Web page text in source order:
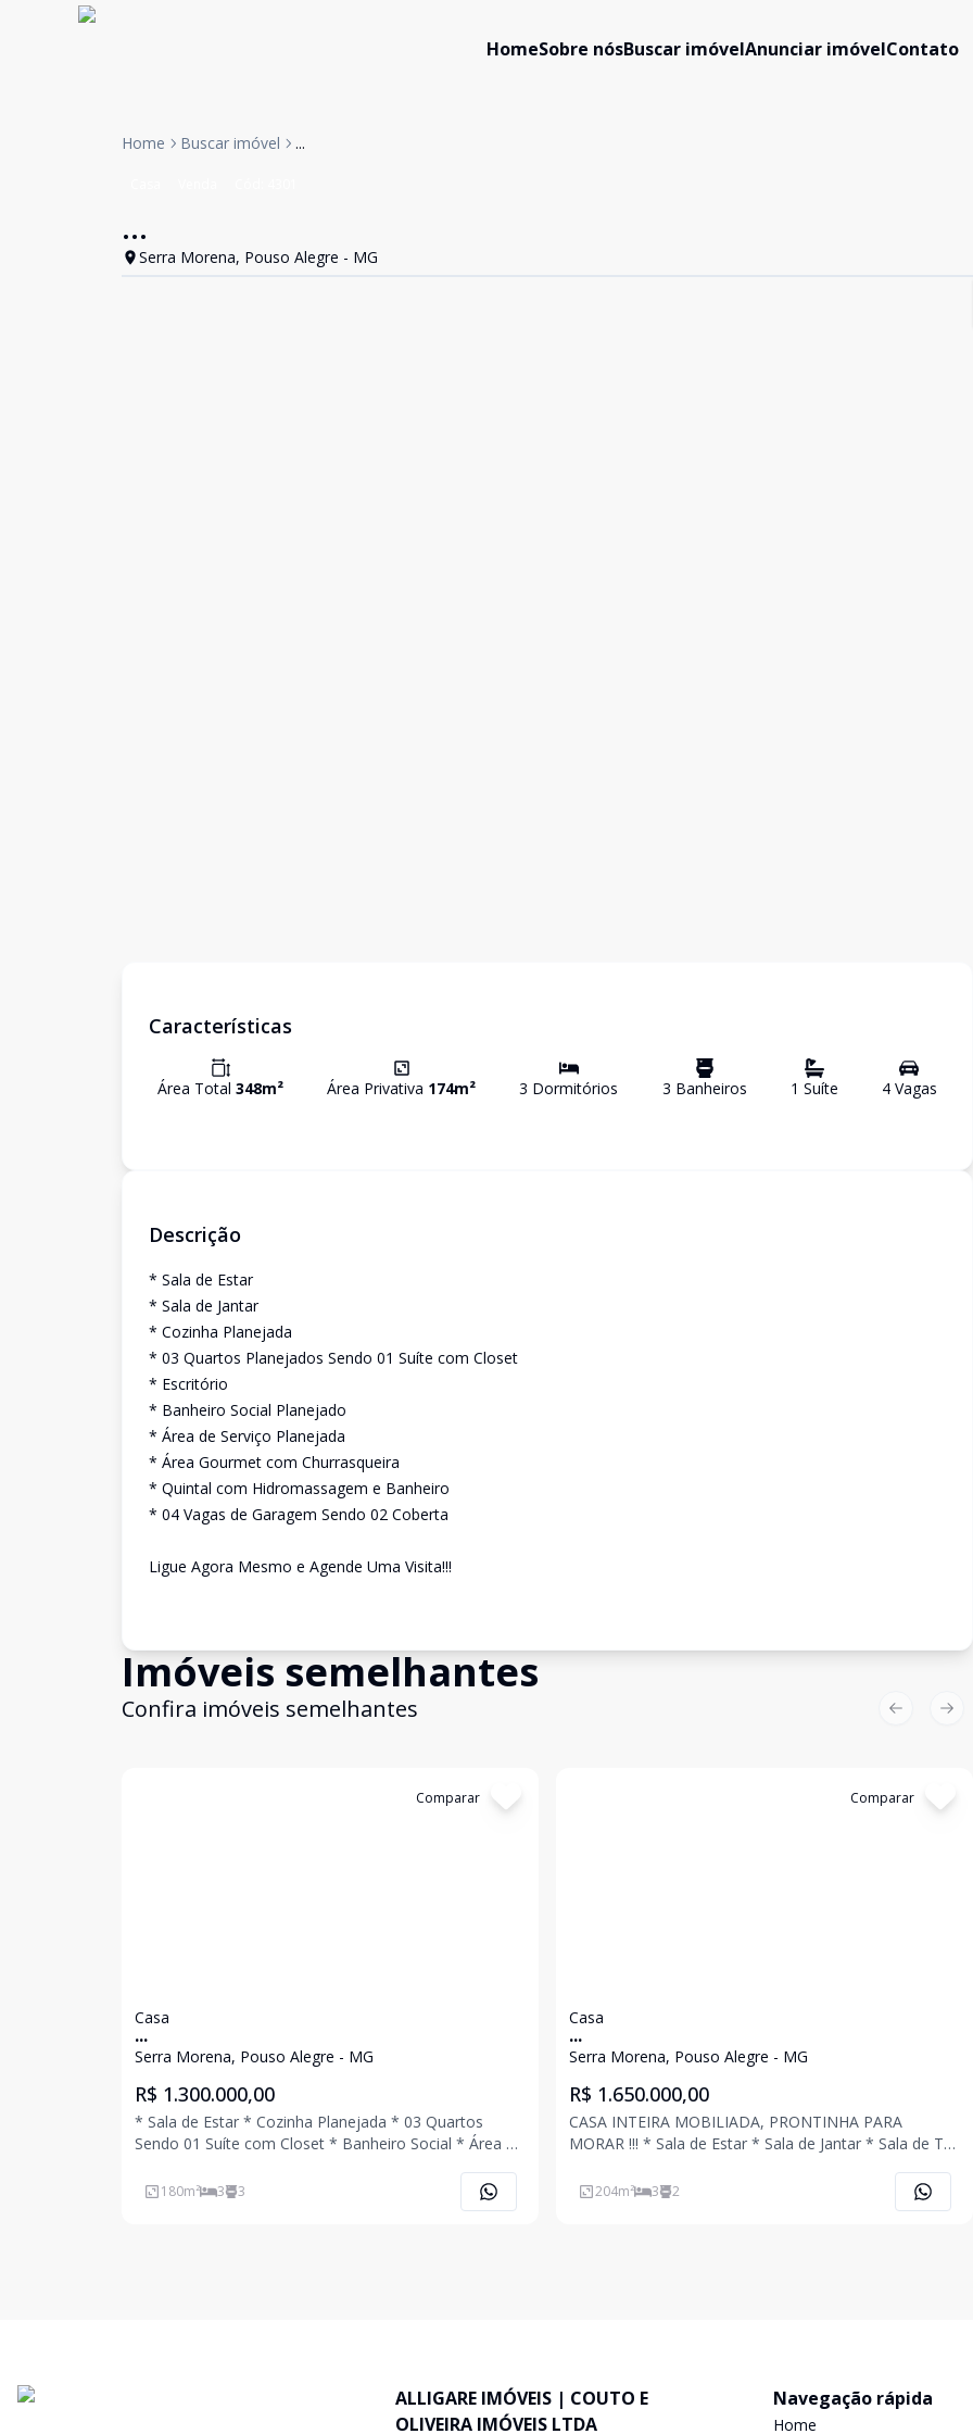
HomeSobre nósBuscar imóvelAnunciar imóvelContato
Home Buscar imóvel ...
...
Serra Morena, Pouso Alegre - MG
Características
Área Total 348m² Área Privativa 174m² 3 Dormitórios 3 Banheiros 1 Suíte 4Vagas
Descrição
* Sala de Estar
* Sala de Jantar
* Cozinha Planejada
* 03 Quartos Planejados Sendo 01 Suíte com Closet
* Escritório
* Banheiro Social Planejado
* Área de Serviço Planejada
* Área Gourmet com Churrasqueira
* Quintal com Hidromassagem e Banheiro
* 04 Vagas de Garagem Sendo 02 Coberta
Ligue Agora Mesmo e Agende Uma Visita!!!
Imóveis semelhantes
Confira imóveis semelhantes
Comparar
Casa
...
Serra Morena, Pouso Alegre - MG
R$ 1.300.000,00
* Sala de Estar * Cozinha Planejada * 03 Quartos
Sendo 01 Suíte com Closet * Banheiro Social * Área de
com Piscina * Banheiro Externo * 02 Vagas de
180m² 3 3
Comparar
Casa
...
Serra Morena, Pouso Alegre - MG
R$ 1.650.000,00
CASA INTEIRA MOBILIADA, PRONTINHA PARA
MORAR !!! * Sala de Estar * Sala de Jantar * Sala de TV
Quartos Planejados Sendo 01 Suíte com Closet *
Banheiro Social Planejado * Área Gourmet com
204m² 3 2
Previous
ALLIGARE IMÓVEIS | COUTO E
OLIVEIRA IMÓVEIS LTDA
Navegação rápida
Home